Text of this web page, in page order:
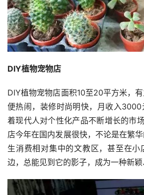
DIY植物宠物店
DIY植物宠物店面积10至20平方米，
便热闹，装修时尚明快，月收入
着现代人对个性化产品不断增长的市
店今年在国内发展很快，不论是在繁
生消费相对集中的文教区，甚至在小
边，总能见到它的影子，成为一种新颖